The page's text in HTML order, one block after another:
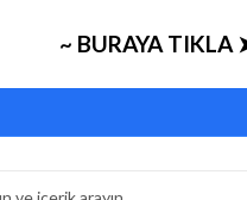
~ BURAYA TIKLA